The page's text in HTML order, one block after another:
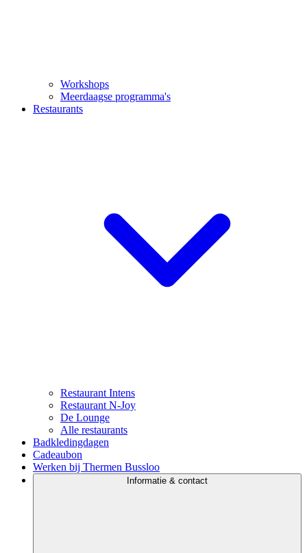
Workshops
Meerdaagse programma's
Restaurants
Restaurant Intens
Restaurant N-Joy
De Lounge
Alle restaurants
Badkledingdagen
Cadeaubon
Werken bij Thermen Bussloo
Informatie & contact